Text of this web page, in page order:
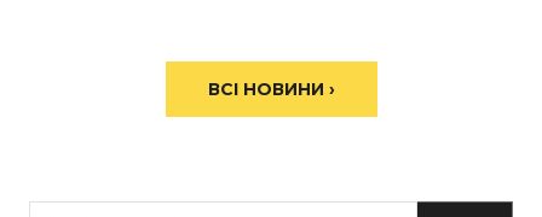
ВСІ НОВИНИ ›